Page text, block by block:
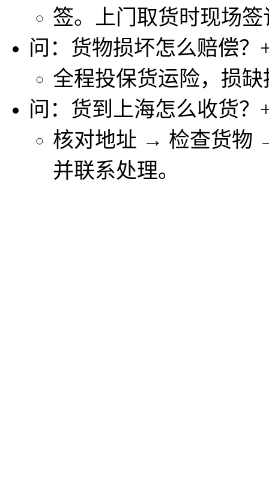
签。上门取货时现场
问：货物损坏怎么赔偿？
全程投保货运险，损
问：货到上海怎么收货？
核对地址 → 检查货物
并联系处理。